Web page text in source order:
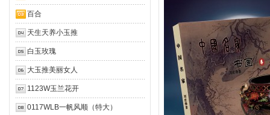
百合
天生天养小玉推
白玉玫瑰
大玉推美丽女人
1123W玉兰花开
0117WLB一帆风顺（特大）